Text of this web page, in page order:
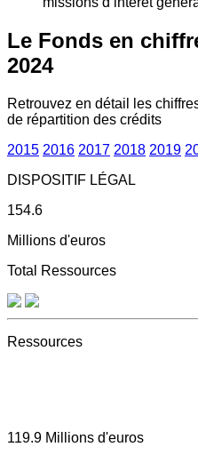
Le Fonds en
2024
Retrouvez en détail les
de répartition des crédits
2015 2016 2017 2018 2019
DISPOSITIF LÉGAL
154.6
Millions d'euros
Total Ressources
Ressources
119.9 Millions d'euros